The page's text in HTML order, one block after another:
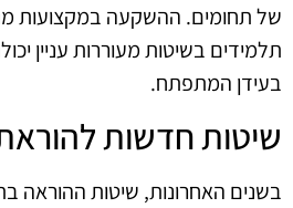
של תחומים. ההשקעה במקצועות
תלמידים בשיטות מעוררות עניין
בעידן המתפתח.
שיטות חדשות
בשנים האחרונות, שיטות ההוראה